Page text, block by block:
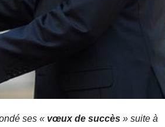
ses « vœux de succès » suite à